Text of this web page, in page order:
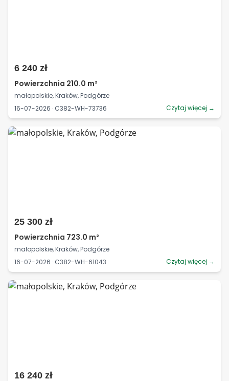
6 240 zł
Powierzchnia 210.0 m²
małopolskie, Kraków, Podgórze
16-07-2026 · C382-WH-73736
Czytaj więcej →
25 300 zł
Powierzchnia 723.0 m²
małopolskie, Kraków, Podgórze
16-07-2026 · C382-WH-61043
Czytaj więcej →
16 240 zł